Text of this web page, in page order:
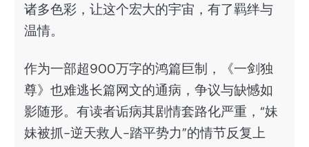
诸多色彩，让这个宏大的宇宙，有了羁绊与
温情。
作为一部超900万字的鸿篇巨制，《一剑独
尊》也难逃长篇网文的通病，争议与缺憾如
影随形。有读者诟病其剧情套路化严重，“妹
妹被抓-逆天救人-踏平势力”的情节反复上